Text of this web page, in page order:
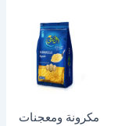
مكرونة ومعجنات